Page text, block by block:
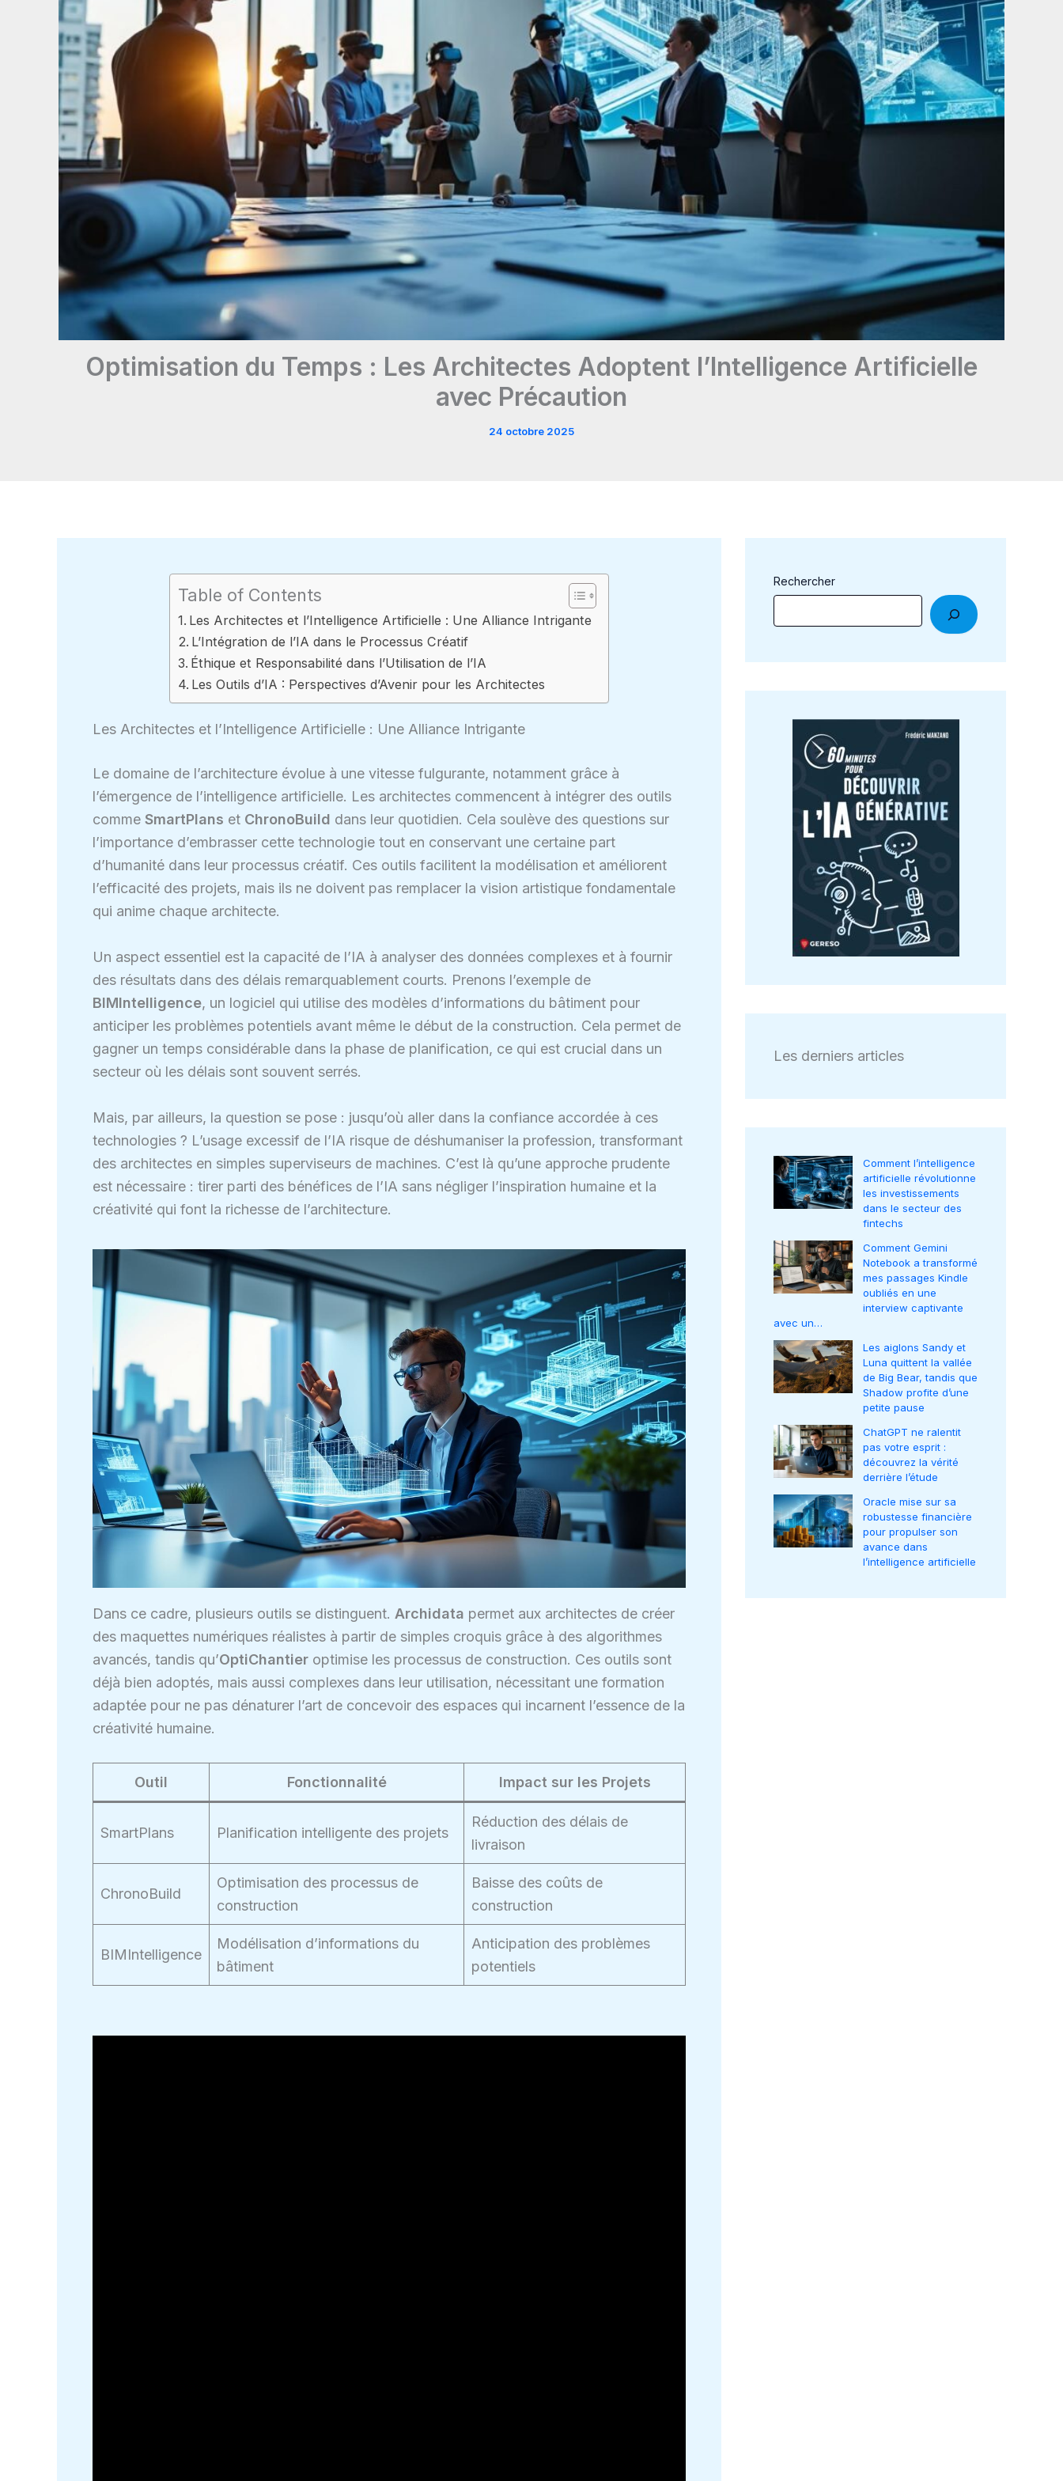
Optimisation du Temps : Les Architectes Adoptent l’Intelligence Artificielle
avec Précaution
24 octobre 2025
Table of Contents
Les Architectes et l’Intelligence Artificielle : Une Alliance Intrigante
L’Intégration de l’IA dans le Processus Créatif
Éthique et Responsabilité dans l’Utilisation de l’IA
Les Outils d’IA : Perspectives d’Avenir pour les Architectes
Les Architectes et l’Intelligence Artificielle : Une Alliance Intrigante
Le domaine de l’architecture évolue à une vitesse fulgurante, notamment grâce à
l’émergence de l’intelligence artificielle. Les architectes commencent à intégrer des outils
comme SmartPlans et ChronoBuild dans leur quotidien. Cela soulève des questions sur
l’importance d’embrasser cette technologie tout en conservant une certaine part
d’humanité dans leur processus créatif. Ces outils facilitent la modélisation et améliorent
l’efficacité des projets, mais ils ne doivent pas remplacer la vision artistique fondamentale
qui anime chaque architecte.
Un aspect essentiel est la capacité de l’IA à analyser des données complexes et à fournir
des résultats dans des délais remarquablement courts. Prenons l’exemple de
BIMIntelligence, un logiciel qui utilise des modèles d’informations du bâtiment pour
anticiper les problèmes potentiels avant même le début de la construction. Cela permet de
gagner un temps considérable dans la phase de planification, ce qui est crucial dans un
secteur où les délais sont souvent serrés.
Mais, par ailleurs, la question se pose : jusqu’où aller dans la confiance accordée à ces
technologies ? L’usage excessif de l’IA risque de déshumaniser la profession, transformant
des architectes en simples superviseurs de machines. C’est là qu’une approche prudente
est nécessaire : tirer parti des bénéfices de l’IA sans négliger l’inspiration humaine et la
créativité qui font la richesse de l’architecture.
Dans ce cadre, plusieurs outils se distinguent. Archidata permet aux architectes de créer
des maquettes numériques réalistes à partir de simples croquis grâce à des algorithmes
avancés, tandis qu’OptiChantier optimise les processus de construction. Ces outils sont
déjà bien adoptés, mais aussi complexes dans leur utilisation, nécessitant une formation
adaptée pour ne pas dénaturer l’art de concevoir des espaces qui incarnent l’essence de la
créativité humaine.
Outil Fonctionnalité Impact sur les Projets
SmartPlans Planification intelligente des projets
Réduction des délais de
livraison
ChronoBuild
Optimisation des processus de
construction
Baisse des coûts de
construction
BIMIntelligence
Modélisation d’informations du
bâtiment
Anticipation des problèmes
potentiels
Rechercher
Les derniers articles
Comment l’intelligence
artificielle révolutionne
les investissements
dans le secteur des
fintechs
Comment Gemini
Notebook a transformé
mes passages Kindle
oubliés en une
interview captivante
avec un…
Les aiglons Sandy et
Luna quittent la vallée
de Big Bear, tandis que
Shadow profite d’une
petite pause
ChatGPT ne ralentit
pas votre esprit :
découvrez la vérité
derrière l’étude
Oracle mise sur sa
robustesse financière
pour propulser son
avance dans
l’intelligence artificielle